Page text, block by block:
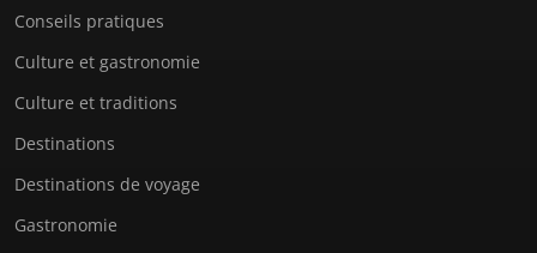
Conseils pratiques
Culture et gastronomie
Culture et traditions
Destinations
Destinations de voyage
Gastronomie